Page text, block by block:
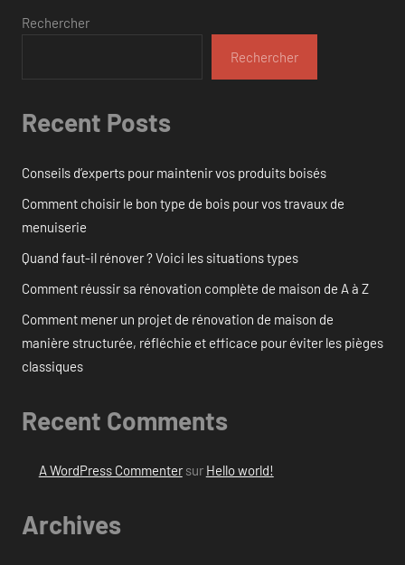
Rechercher
Rechercher
Recent Posts
Conseils d’experts pour maintenir vos produits boisés
Comment choisir le bon type de bois pour vos travaux de
menuiserie
Quand faut-il rénover ? Voici les situations types
Comment réussir sa rénovation complète de maison de A à Z
Comment mener un projet de rénovation de maison de
manière structurée, réfléchie et efficace pour éviter les pièges
classiques
Recent Comments
A WordPress Commentersur Hello world!
Archives